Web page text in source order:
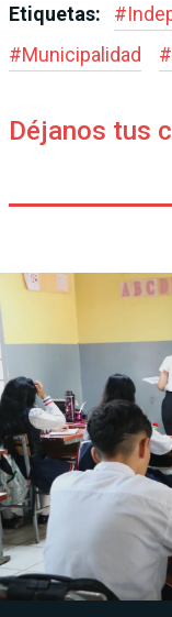
Etiquetas: #
#Municipalidad #
Déjanos tus